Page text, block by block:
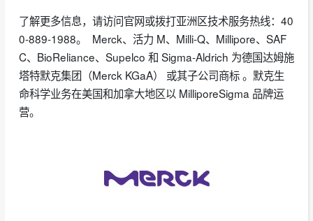
了解更多信息，请访问官网或拨打亚洲区技术服务热线：40
0-889-1988。 Merck、活力 M、Milli-Q、Millipore、SAF
C、BioReliance、Supelco 和 Sigma-Aldrich 为德国达姆施
塔特默克集团（Merck KGaA） 或其子公司商标 。默克生
命科学业务在美国和加拿大地区以 MilliporeSigma 品牌运
营。